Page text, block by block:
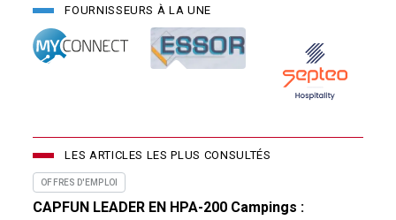
FOURNISSEURS À LA UNE
LES ARTICLES LES PLUS CONSULTÉS
OFFRES D'EMPLOI
CAPFUN LEADER EN HPA-200 Campings :